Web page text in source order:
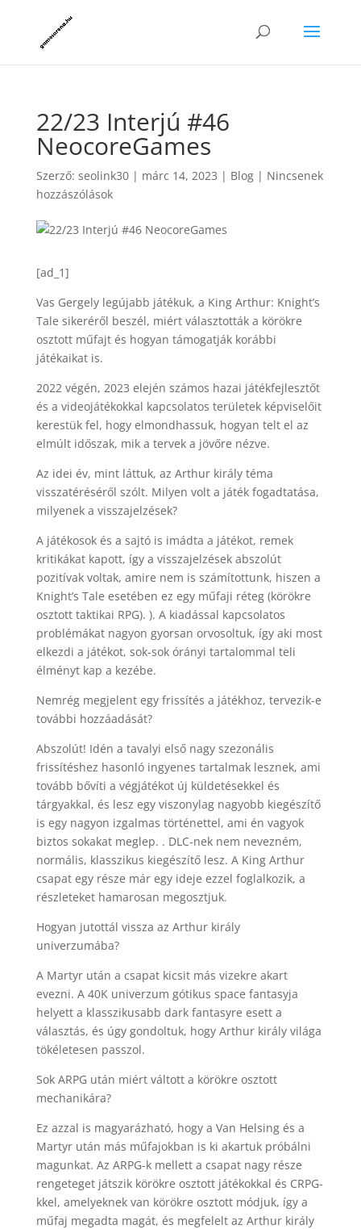
22/23 Interjú #46
NeocoreGames
Szerző: seolink30| márc 14, 2023 | Blog| Nincsenek
hozzászólások
[ad_1]
Vas Gergely legújabb játékuk, a King Arthur: Knight’s
Tale sikeréről beszél, miért választották a körökre
osztott műfajt és hogyan támogatják korábbi
játékaikat is.
2022 végén, 2023 elején számos hazai játékfejlesztőt
és a videojátékokkal kapcsolatos területek képviselőit
kerestük fel, hogy elmondhassuk, hogyan telt el az
elmúlt időszak, mik a tervek a jövőre nézve.
Az idei év, mint láttuk, az Arthur király téma
visszatéréséről szólt. Milyen volt a játék fogadtatása,
milyenek a visszajelzések?
A játékosok és a sajtó is imádta a játékot, remek
kritikákat kapott, így a visszajelzések abszolút
pozitívak voltak, amire nem is számítottunk, hiszen a
Knight’s Tale esetében ez egy műfaji réteg (körökre
osztott taktikai RPG). ). A kiadással kapcsolatos
problémákat nagyon gyorsan orvosoltuk, így aki most
elkezdi a játékot, sok-sok órányi tartalommal teli
élményt kap a kezébe.
Nemrég megjelent egy frissítés a játékhoz, tervezik-e
további hozzáadását?
Abszolút! Idén a tavalyi első nagy szezonális
frissítéshez hasonló ingyenes tartalmak lesznek, ami
tovább bővíti a végjátékot új küldetésekkel és
tárgyakkal, és lesz egy viszonylag nagyobb kiegészítő
is egy nagyon izgalmas történettel, ami én vagyok
biztos sokakat meglep. . DLC-nek nem nevezném,
normális, klasszikus kiegészítő lesz. A King Arthur
csapat egy része már egy ideje ezzel foglalkozik, a
részleteket hamarosan megosztjuk.
Hogyan jutottál vissza az Arthur király
univerzumába?
A Martyr után a csapat kicsit más vizekre akart
evezni. A 40K univerzum gótikus space fantasyja
helyett a klasszikusabb dark fantasyre esett a
választás, és úgy gondoltuk, hogy Arthur király világa
tökéletesen passzol.
Sok ARPG után miért váltott a körökre osztott
mechanikára?
Ez azzal is magyarázható, hogy a Van Helsing és a
Martyr után más műfajokban is ki akartuk próbálni
magunkat. Az ARPG-k mellett a csapat nagy része
rengeteget játszik körökre osztott játékokkal és CRPG-
kkel, amelyeknek van körökre osztott módjuk, így a
műfaj megadta magát, és megfelelt az Arthur király